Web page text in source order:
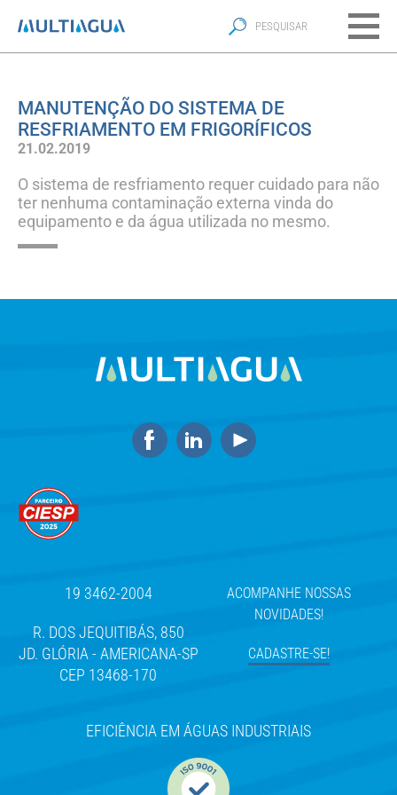
MANUTENÇÃO DO SISTEMA DE
RESFRIAMENTO EM FRIGORÍFICOS
21.02.2019
O sistema de resfriamento requer cuidado para não
ter nenhuma contaminação externa vinda do
equipamento e da água utilizada no mesmo.
19 3462-2004
R. DOS JEQUITIBÁS, 850
JD. GLÓRIA - AMERICANA-SP
CEP 13468-170
ACOMPANHE NOSSAS
NOVIDADES!
CADASTRE-SE!
EFICIÊNCIA EM ÁGUAS INDUSTRIAIS